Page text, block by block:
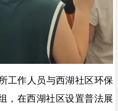
作人员与西湖社区环保
，在西湖社区设置普法展